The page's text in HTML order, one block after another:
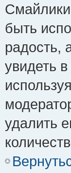
быть
радость,
увидеть
удалить